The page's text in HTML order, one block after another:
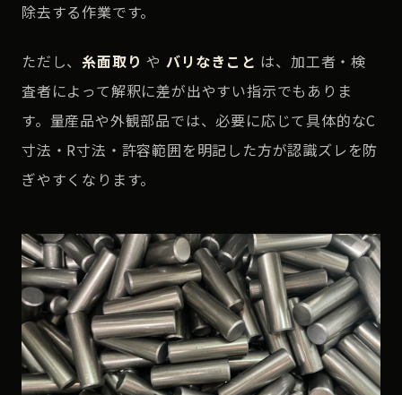
除去する作業です。
ただし、糸面取り や バリなきこと は、加工者・検
査者によって解釈に差が出やすい指示でもありま
す。量産品や外観部品では、必要に応じて具体的なC
寸法・R寸法・許容範囲を明記した方が認識ズレを防
ぎやすくなります。